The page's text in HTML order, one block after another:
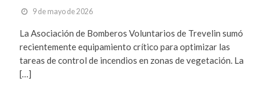
9 de mayo de 2026
La Asociación de Bomberos Voluntarios de Trevelin sumó
recientemente equipamiento crítico para optimizar las
tareas de control de incendios en zonas de vegetación. La
[…]